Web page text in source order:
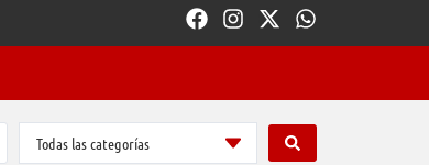
Todas las categorías